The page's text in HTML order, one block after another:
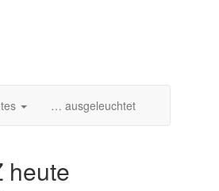
… ausgeleuchtet
heute